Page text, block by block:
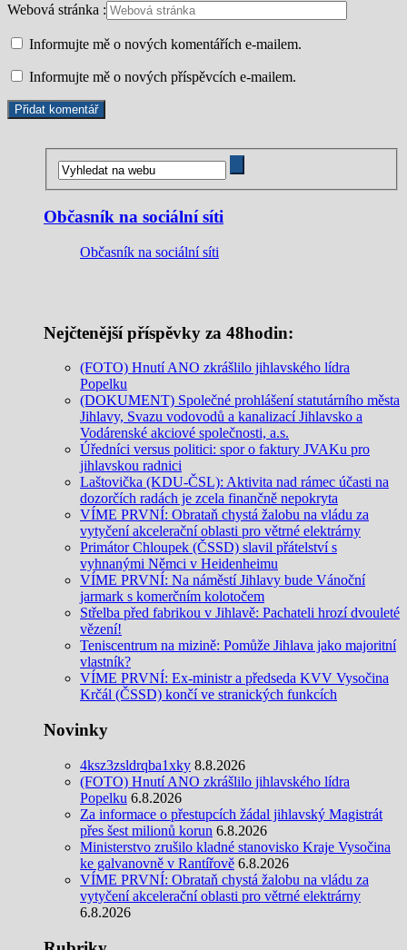
Webová stránka :
Informujte mě o nových komentářích e-mailem.
Informujte mě o nových příspěvcích e-mailem.
Občasník na sociální síti
Občasník na sociální síti
Nejčtenější příspěvky za 48hodin:
(FOTO) Hnutí ANO zkrášlilo jihlavského lídra
Popelku
(DOKUMENT) Společné prohlášení statutárního města
Jihlavy, Svazu vodovodů a kanalizací Jihlavsko a
Vodárenské akciové společnosti, a.s.
Úředníci versus politici: spor o faktury JVAKu pro
jihlavskou radnici
Laštovička (KDU-ČSL): Aktivita nad rámec účasti na
dozorčích radách je zcela finančně nepokryta
VÍME PRVNÍ: Obrataň chystá žalobu na vládu za
vytyčení akcelerační oblasti pro větrné elektrárny
Primátor Chloupek (ČSSD) slavil přátelství s
vyhnanými Němci v Heidenheimu
VÍME PRVNÍ: Na náměstí Jihlavy bude Vánoční
jarmark s komerčním kolotočem
Střelba před fabrikou v Jihlavě: Pachateli hrozí dvouleté
vězení!
Teniscentrum na mizině: Pomůže Jihlava jako majoritní
vlastník?
VÍME PRVNÍ: Ex-ministr a předseda KVV Vysočina
Krčál (ČSSD) končí ve stranických funkcích
Novinky
4ksz3zsldrqba1xky 8.8.2026
(FOTO) Hnutí ANO zkrášlilo jihlavského lídra
Popelku 6.8.2026
Za informace o přestupcích žádal jihlavský Magistrát
přes šest milionů korun 6.8.2026
Ministerstvo zrušilo kladné stanovisko Kraje Vysočina
ke galvanovně v Rantířově 6.8.2026
VÍME PRVNÍ: Obrataň chystá žalobu na vládu za
vytyčení akcelerační oblasti pro větrné elektrárny
6.8.2026